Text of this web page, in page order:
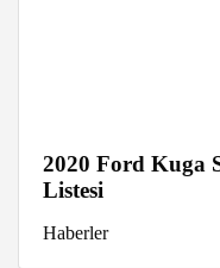
2020 Ford Kuga
Listesi
Haberler